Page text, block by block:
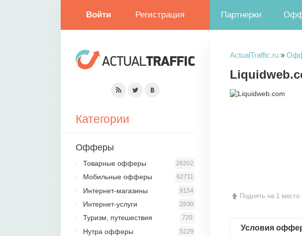
Войти Регистрация Партнерки
ActualTraffic.ru »
Поднять на 1 место
Условия
Категории
Офферы
26202
Товарные офферы
62711
Мобильные офферы
9154
Интернет-магазины
2830
Интернет-услуги
720
Туризм, путешествия
5229
Нутра офферы